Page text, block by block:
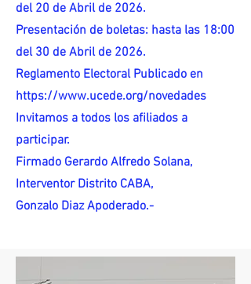
del 20 de Abril de 2026.
Presentación de boletas: hasta las 18:00
del 30 de Abril de 2026.
Reglamento Electoral Publicado en
https://www.ucede.org/novedades
Invitamos a todos los afiliados a
participar.
Firmado Gerardo Alfredo Solana,
Interventor Distrito CABA,
Gonzalo Diaz Apoderado.-